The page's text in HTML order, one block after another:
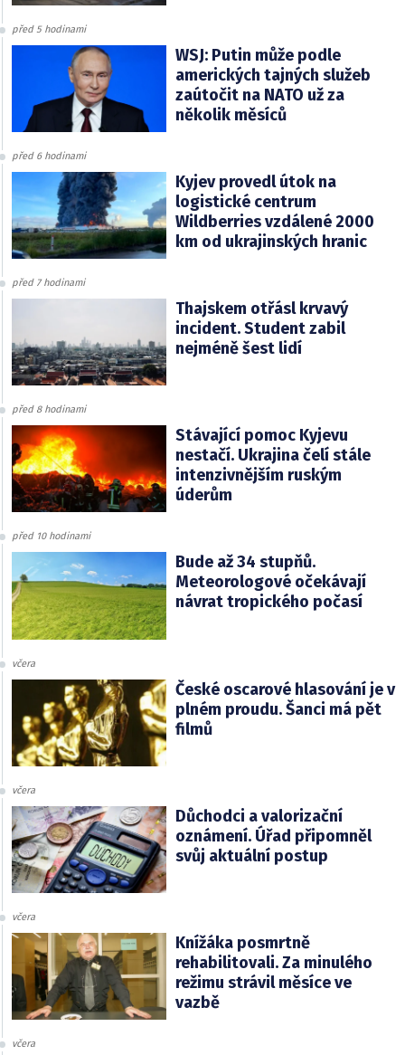
před 5 hodinami
WSJ: Putin může podle
amerických tajných služeb
zaútočit na NATO už za
několik měsíců
před 6 hodinami
Kyjev provedl útok na
logistické centrum
Wildberries vzdálené 2000
km od ukrajinských hranic
před 7 hodinami
Thajskem otřásl krvavý
incident. Student zabil
nejméně šest lidí
před 8 hodinami
Stávající pomoc Kyjevu
nestačí. Ukrajina čelí stále
intenzivnějším ruským
úderům
před 10 hodinami
Bude až 34 stupňů.
Meteorologové očekávají
návrat tropického počasí
včera
České oscarové hlasování je v
plném proudu. Šanci má pět
filmů
včera
Důchodci a valorizační
oznámení. Úřad připomněl
svůj aktuální postup
včera
Knížáka posmrtně
rehabilitovali. Za minulého
režimu strávil měsíce ve
vazbě
včera